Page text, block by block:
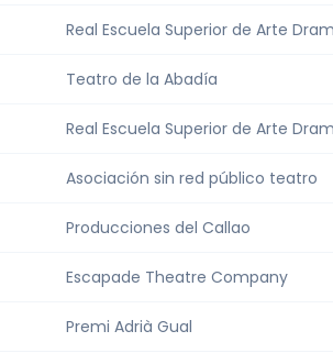
Real Escuela Superior de Arte
Teatro de la Abadía
Real Escuela Superior de Arte
Asociación sin red público teatro
Producciones del Callao
Escapade Theatre Company
Premi Adrià Gual